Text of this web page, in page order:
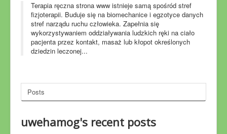
Terapia ręczna strona www istnieje samą spośród stref
fizjoterapii. Buduje się na biomechanice i egzotyce danych
stref narządu ruchu człowieka. Zapełnia się
wykorzystywaniem oddziaływania ludzkich ręki na ciało
pacjenta przez kontakt, masaż lub kłopot określonych
dziedzin leczonej...
Posts
uwehamog's recent posts